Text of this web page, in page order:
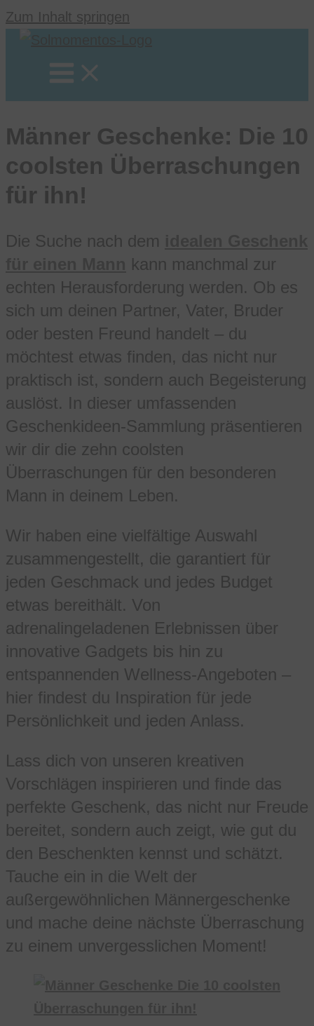
Zum Inhalt springen
Männer Geschenke: Die 10
coolsten Überraschungen
für ihn!
Die Suche nach dem
kann manchmal zur
echten Herausforderung werden. Ob es
sich um deinen Partner, Vater, Bruder
oder besten Freund handelt – du
möchtest etwas finden, das nicht nur
praktisch ist, sondern auch Begeisterung
auslöst. In dieser umfassenden
Geschenkideen-Sammlung präsentieren
wir dir die zehn coolsten
Überraschungen für den besonderen
Mann in deinem Leben.
Wir haben eine vielfältige Auswahl
zusammengestellt, die garantiert für
jeden Geschmack und jedes Budget
etwas bereithält. Von
adrenalingeladenen Erlebnissen über
innovative Gadgets bis hin zu
entspannenden Wellness-Angeboten –
hier findest du Inspiration für jede
Persönlichkeit und jeden Anlass.
Lass dich von unseren kreativen
Vorschlägen inspirieren und finde das
perfekte Geschenk, das nicht nur Freude
bereitet, sondern auch zeigt, wie gut du
den Beschenkten kennst und schätzt.
Tauche ein in die Welt der
außergewöhnlichen Männergeschenke
und mache deine nächste Überraschung
zu einem unvergesslichen Moment!